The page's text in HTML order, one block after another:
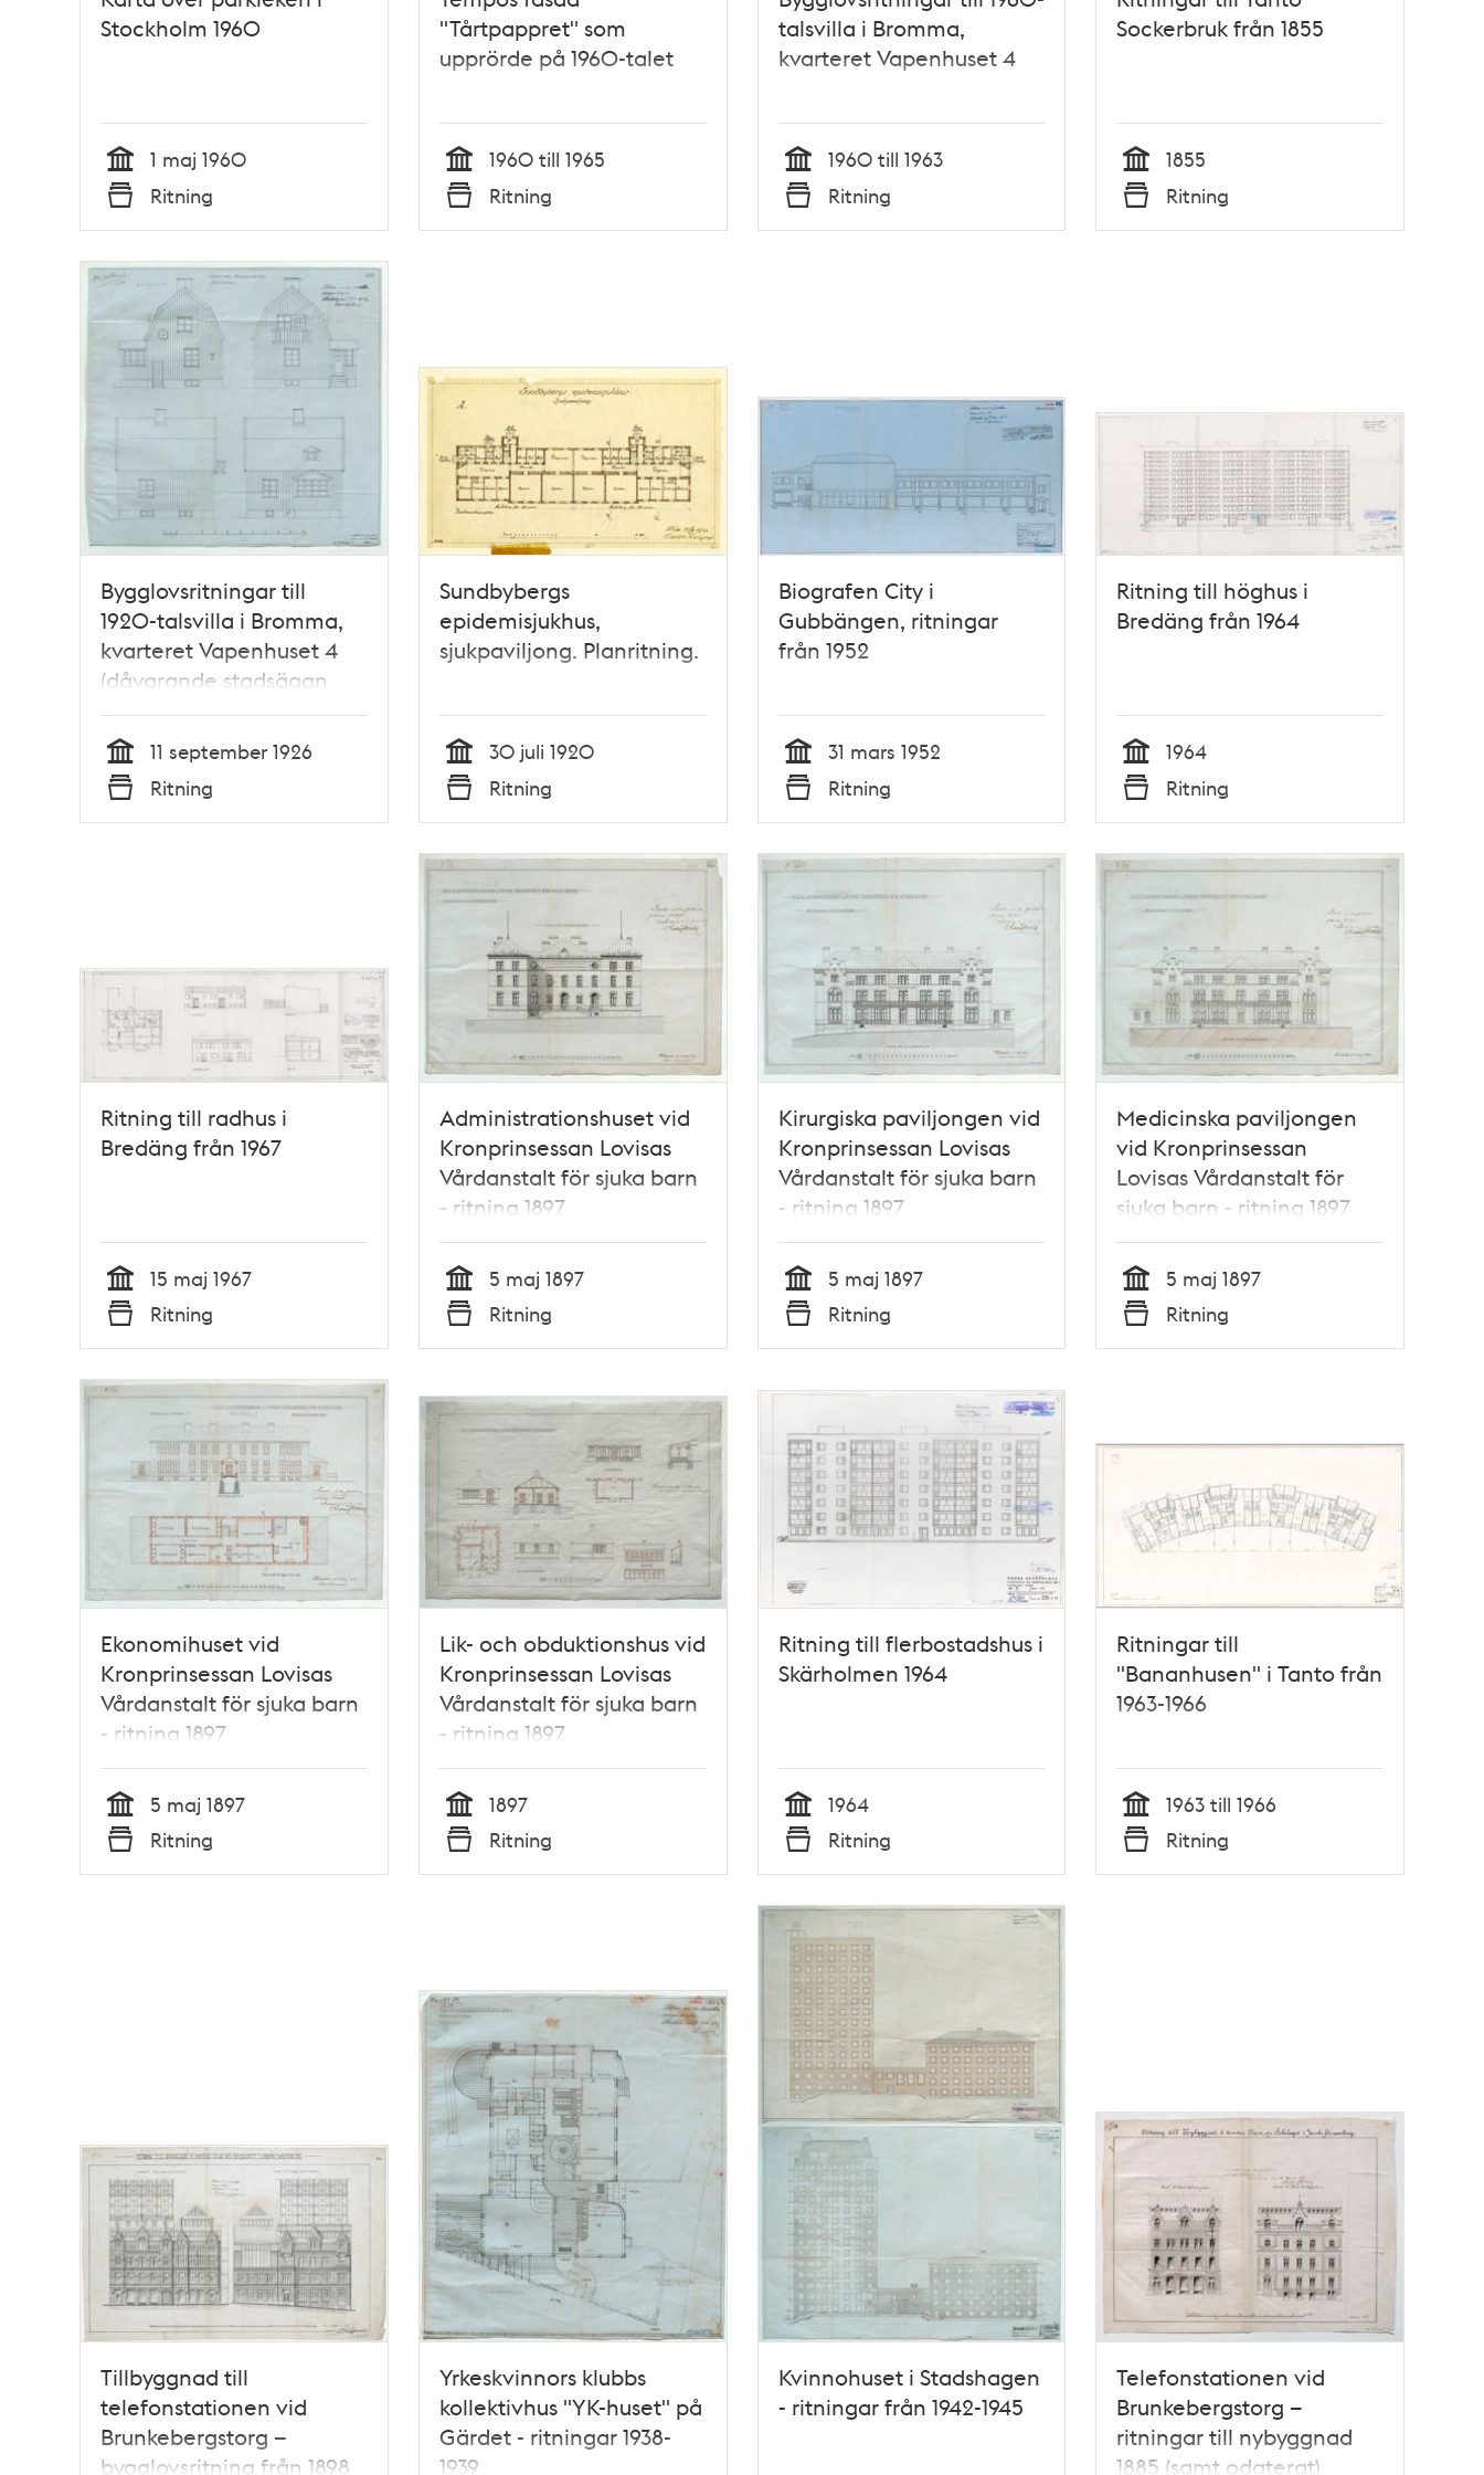
Stockholm 1960
Tid
1 maj 1960
Typ
Ritning
"Tårtpappret" som
upprörde på 1960-talet
Tid
1960 till 1965
Typ
Ritning
talsvilla i Bromma,
kvarteret Vapenhuset 4
Tid
1960 till 1963
Typ
Ritning
Sockerbruk från 1855
Tid
1855
Typ
Ritning
Bygglovsritningar till
1920-talsvilla i Bromma,
kvarteret Vapenhuset 4
(dåvarande stadsägan
Beckomberga 7)
Tid
11 september 1926
Typ
Ritning
Sundbybergs
epidemisjukhus,
sjukpaviljong. Planritning.
Tid
30 juli 1920
Typ
Ritning
Biografen City i
Gubbängen, ritningar
från 1952
Tid
31 mars 1952
Typ
Ritning
Ritning till höghus i
Bredäng från 1964
Tid
1964
Typ
Ritning
Ritning till radhus i
Bredäng från 1967
Tid
15 maj 1967
Typ
Ritning
Administrationshuset vid
Kronprinsessan Lovisas
Vårdanstalt för sjuka barn
- ritning 1897
Tid
5 maj 1897
Typ
Ritning
Kirurgiska paviljongen vid
Kronprinsessan Lovisas
Vårdanstalt för sjuka barn
- ritning 1897
Tid
5 maj 1897
Typ
Ritning
Medicinska paviljongen
vid Kronprinsessan
Lovisas Vårdanstalt för
sjuka barn - ritning 1897
Tid
5 maj 1897
Typ
Ritning
Ekonomihuset vid
Kronprinsessan Lovisas
Vårdanstalt för sjuka barn
- ritning 1897
Tid
5 maj 1897
Typ
Ritning
Lik- och obduktionshus vid
Kronprinsessan Lovisas
Vårdanstalt för sjuka barn
- ritning 1897
Tid
1897
Typ
Ritning
Ritning till flerbostadshus i
Skärholmen 1964
Tid
1964
Typ
Ritning
Ritningar till
"Bananhusen" i Tanto från
1963-1966
Tid
1963 till 1966
Typ
Ritning
Tillbyggnad till
telefonstationen vid
Brunkebergstorg –
bygglovsritning från 1898
Yrkeskvinnors klubbs
kollektivhus "YK-huset" på
Gärdet - ritningar 1938-
1939
Kvinnohuset i Stadshagen
- ritningar från 1942-1945
Telefonstationen vid
Brunkebergstorg –
ritningar till nybyggnad
1885 (samt odaterat)